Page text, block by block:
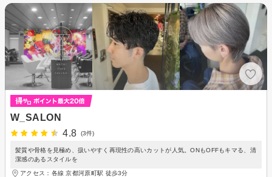
W_SALON
4.8
(3件)
髪質や骨格を見極め、扱いやすく再現性の高いカットが人気。ONもOFFもキマる、清
潔感のあるスタイルを
アクセス：各線 京都河原町駅 徒歩3分